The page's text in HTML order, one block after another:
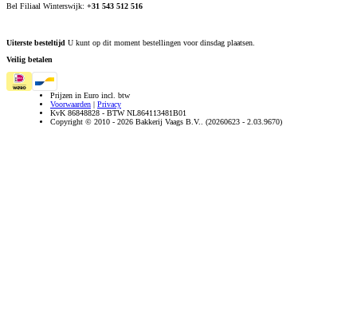
Bel Filiaal Winterswijk: +31 543 512 516
Uiterste besteltijd U kunt op dit moment bestellingen voor dinsdag plaatsen.
Veilig betalen
Prijzen in Euro incl. btw
Voorwaarden
Privacy
KvK 86848828 - BTW NL864113481B01
Copyright © 2010 - 2026 Bakkerij Vaags B.V.. (20260623 - 2.03.9670)